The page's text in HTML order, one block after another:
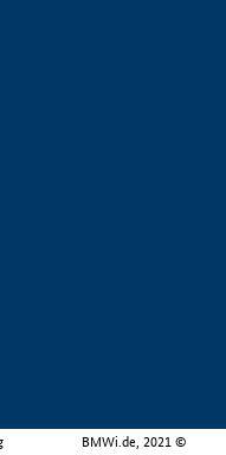
BMWi.de, 2021 ©